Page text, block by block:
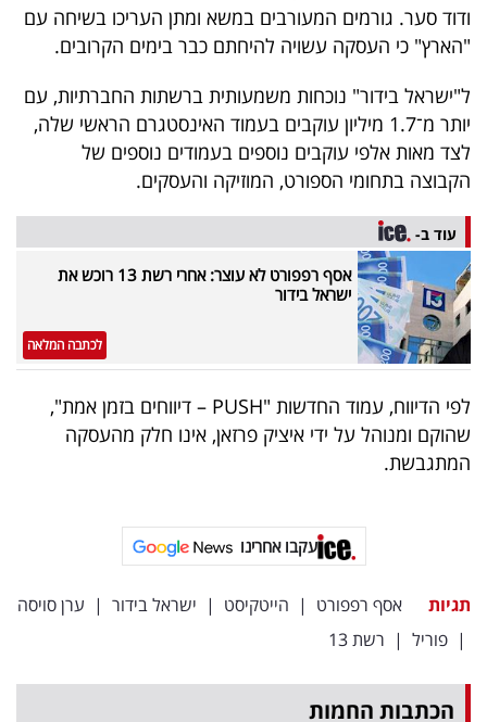
ניוזלטרים
מייל
אדום
פרסמו
באייס
עקבו
אחרינו:
ודוד סער. גורמים המעורבים במשא ומתן העריכו בשיחה עם
"הארץ" כי העסקה עשויה להיחתם כבר בימים הקרובים.
ל"ישראל בידור" נוכחות משמעותית ברשתות החברתיות, עם
יותר מ־1.7 מיליון עוקבים בעמוד האינסטגרם הראשי שלה,
לצד מאות אלפי עוקבים נוספים בעמודים נוספים של
הקבוצה בתחומי הספורט, המוזיקה והעסקים.
עוד ב-
אסף רפפורט לא עוצר: אחרי רשת 13 רוכש את
ישראל בידור
לכתבה המלאה
לפי הדיווח, עמוד החדשות "PUSH – דיווחים בזמן אמת",
שהוקם ומנוהל על ידי איציק פרזאן, אינו חלק מהעסקה
המתגבשת.
עקבו אחרינו
תגיות אסף רפפורט | הייטקיסט | ישראל בידור | ערן סויסה
| פוריל | רשת 13
הכתבות החמות